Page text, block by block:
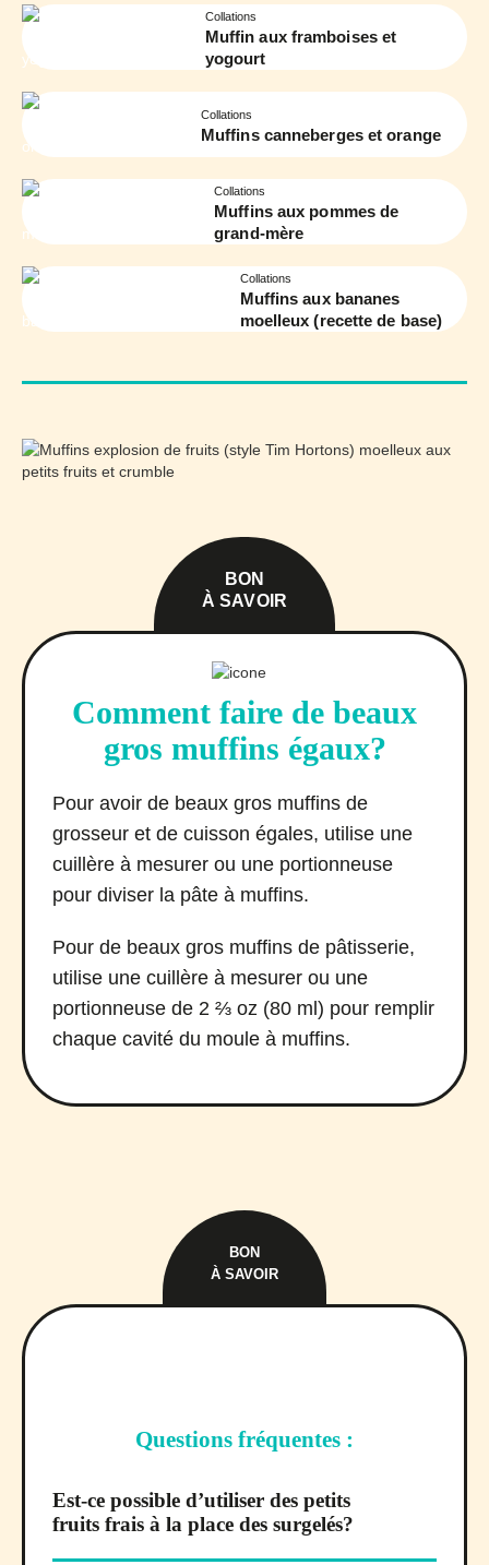
Collations
Muffin aux framboises et
yogourt
Collations
Muffins canneberges et orange
Collations
Muffins aux pommes de
grand-mère
Collations
Muffins aux bananes
moelleux (recette de base)
BON
À SAVOIR
Comment faire de beaux
gros muffins égaux?
Pour avoir de beaux gros muffins de
grosseur et de cuisson égales, utilise une
cuillère à mesurer ou une portionneuse
pour diviser la pâte à muffins.
Pour de beaux gros muffins de pâtisserie,
utilise une cuillère à mesurer ou une
portionneuse de 2 ⅔ oz (80 ml) pour remplir
chaque cavité du moule à muffins.
BON
À SAVOIR
Questions fréquentes :
Est-ce possible d’utiliser des petits
fruits frais à la place des surgelés?